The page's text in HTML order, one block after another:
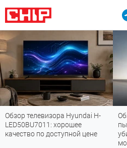
Обзор телевизора Hyundai H-
LED50BU7011: хорошее
качество по доступной цене